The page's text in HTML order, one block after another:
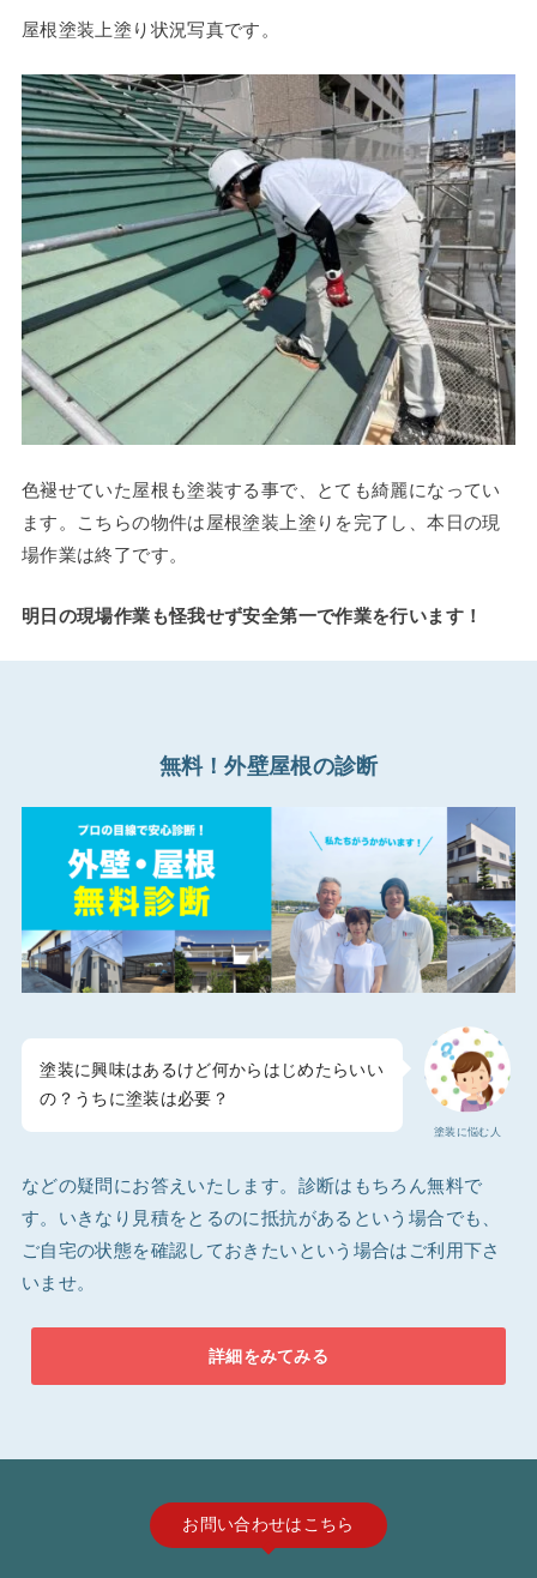
屋根塗装上塗り状況写真です。
色褪せていた屋根も塗装する事で、とても綺麗になってい
ます。こちらの物件は屋根塗装上塗りを完了し、本日の現
場作業は終了です。
明日の現場作業も怪我せず安全第一で作業を行います！
無料！外壁屋根の診断
塗装に悩む人
塗装に興味はあるけど何からはじめたらいい
の？うちに塗装は必要？
などの疑問にお答えいたします。診断はもちろん無料で
す。いきなり見積をとるのに抵抗があるという場合でも、
ご自宅の状態を確認しておきたいという場合はご利用下さ
いませ。
詳細をみてみる
お問い合わせはこちら